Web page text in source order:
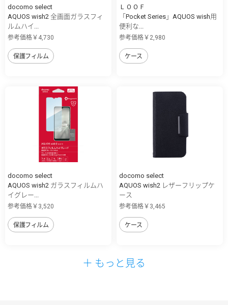
docomo select
AQUOS wish2 全画面ガラスフィ
ルムハイ...
参考価格￥4,730
保護フィルム
ＬＯＯＦ
「Pocket Series」AQUOS wish用
便利な...
参考価格￥2,980
ケース
docomo select
AQUOS wish2 ガラスフィルムハ
イグレー...
参考価格￥3,520
保護フィルム
docomo select
AQUOS wish2 レザーフリップケ
ース
参考価格￥3,465
ケース
＋ もっと見る